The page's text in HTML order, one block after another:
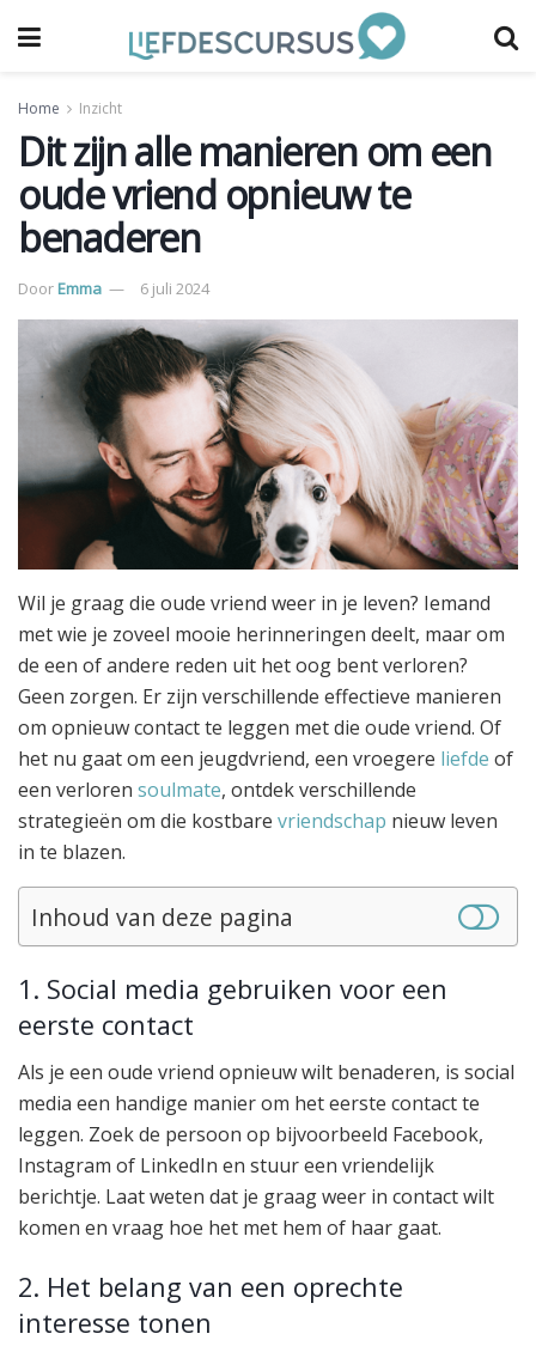
Home Inzicht
Dit zijn alle manieren om een
oude vriend opnieuw te
benaderen
DoorEmma 6 juli 2024
Wil je graag die oude vriend weer in je leven? Iemand
met wie je zoveel mooie herinneringen deelt, maar om
de een of andere reden uit het oog bent verloren?
Geen zorgen. Er zijn verschillende effectieve manieren
om opnieuw contact te leggen met die oude vriend. Of
het nu gaat om een jeugdvriend, een vroegere liefde of
een verloren soulmate, ontdek verschillende
strategieën om die kostbare vriendschap nieuw leven
in te blazen.
Inhoud van deze pagina
1. Social media gebruiken voor een
eerste contact
Als je een oude vriend opnieuw wilt benaderen, is social
media een handige manier om het eerste contact te
leggen. Zoek de persoon op bijvoorbeeld Facebook,
Instagram of LinkedIn en stuur een vriendelijk
berichtje. Laat weten dat je graag weer in contact wilt
komen en vraag hoe het met hem of haar gaat.
2. Het belang van een oprechte
interesse tonen